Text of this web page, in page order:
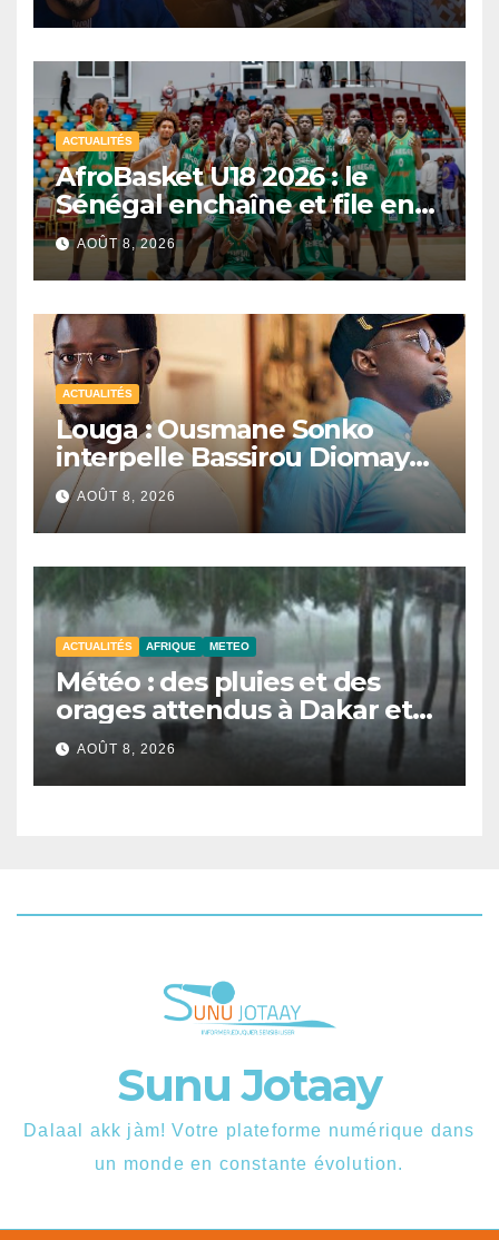
ACTUALITÉS
AfroBasket U18 2026 : le
Sénégal enchaîne et file en
quarts de finale
AOÛT 8, 2026
ACTUALITÉS
Louga : Ousmane Sonko
interpelle Bassirou Diomaye
Faye sur la date des élections
locales
AOÛT 8, 2026
ACTUALITÉS AFRIQUE METEO
Météo : des pluies et des
orages attendus à Dakar et
dans plusieurs localités ce
samedi
AOÛT 8, 2026
Sunu Jotaay
Dalaal akk jàm! Votre plateforme numérique dans
un monde en constante évolution.